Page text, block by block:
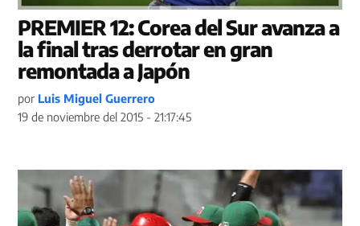
PREMIER 12: Corea del Sur avanza a
la final tras derrotar en gran
remontada a Japón
por Luis Miguel Guerrero
19 de noviembre del 2015 - 21:17:45